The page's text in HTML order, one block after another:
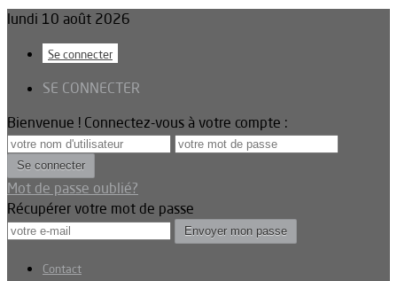
lundi 10 août 2026
Se connecter
SE CONNECTER
Bienvenue ! Connectez-vous à votre compte :
Mot de passe oublié?
Récupérer votre mot de passe
Contact